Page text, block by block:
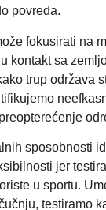
povreda.
fokusirati na
kontakt sa
trup održava
sposobnosti
jer
u sportu.
testiramo